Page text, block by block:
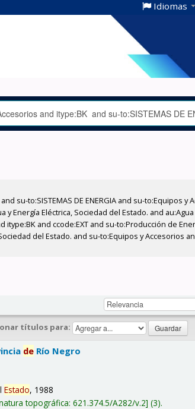
Idiomas
su-to:SISTEMAS DE ENERGIA and su-to:Equipos y
Energía Eléctrica, Sociedad del Estado. and au:Agua
and ccode:EXT and su-to:Producción de
del Estado. and su-to:Equipos y Accesorios
títulos para:
de Río Negro
lEstado, 1988
topográfica:621.374.5/A282/v.2 (3).